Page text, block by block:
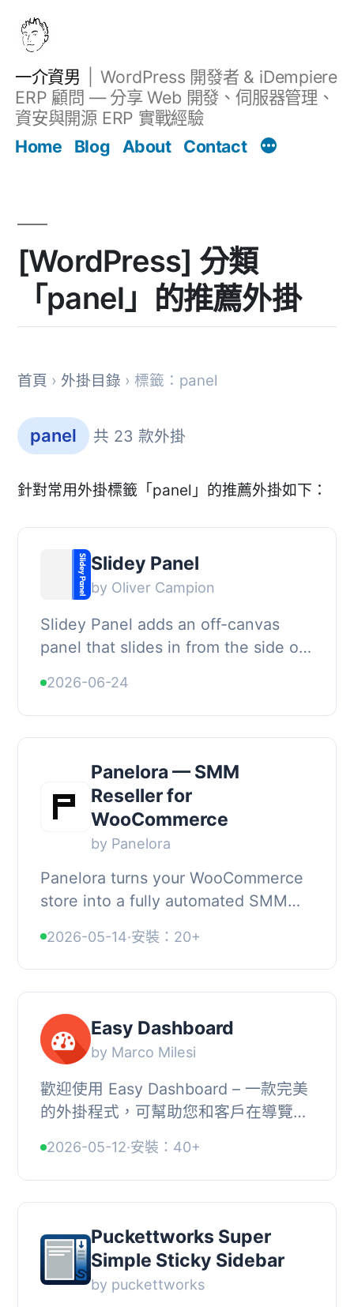
一介資男
WordPress 開發者 & iDempiere
ERP 顧問 — 分享 Web 開發、伺服器管理、
資安與開源 ERP 實戰經驗
Home
Blog About Contact
[WordPress] 分類
「panel」的推薦外掛
首頁 › 外掛目錄 › 標籤：panel
panel 共 23 款外掛
針對常用外掛標籤「panel」的推薦外掛如下：
Slidey Panel
by Oliver Campion
Slidey Panel adds an off-canvas
panel that slides in from the side of
button placed in your content,
templates or ...
2026-06-24
Panelora — SMM
Reseller for
WooCommerce
by Panelora
Panelora turns your WooCommerce
store into a fully automated SMM
panel. Connect upstream SMM
providers via the in...
2026-05-14·安裝：20+
Easy Dashboard
by Marco Milesi
歡迎使用 Easy Dashboard – 一款完美
的外掛程式，可幫助您和客戶在導覽
小卻強大的解決方案將改變您體驗
WordPress...
2026-05-12·安裝：40+
Puckettworks Super
Simple Sticky Sidebar
by puckettworks
文章 Filter